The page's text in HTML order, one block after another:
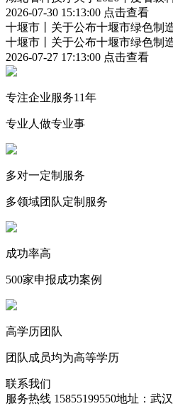
2026-07-30 15:13:00 点击查看
十堰市丨关于公布十堰市绿色制
十堰市丨关于公布十堰市绿色制
2026-07-27 17:13:00 点击查看
专注企业服务11年
专业人做专业事
多对一定制服务
多领域团队定制服务
成功率高
500家申报成功案例
高学历团队
团队成员均为高等学历
联系我们
服务热线 15855199550地址：武